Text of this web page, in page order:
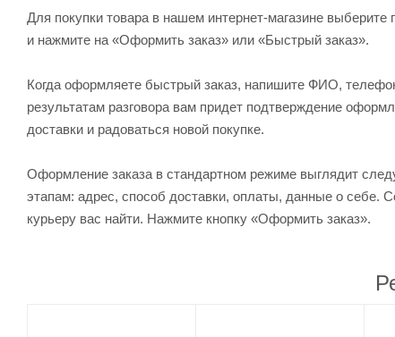
Для покупки товара в нашем интернет-магазине выберите
и нажмите на «Оформить заказ» или «Быстрый заказ».
Когда оформляете быстрый заказ, напишите ФИО,
результатам разговора вам придет подтверждение
доставки и радоваться новой покупке.
Оформление заказа в стандартном режиме выглядит
этапам: адрес, способ доставки, оплаты, данные о себе.
курьеру вас найти. Нажмите кнопку «Оформить заказ».